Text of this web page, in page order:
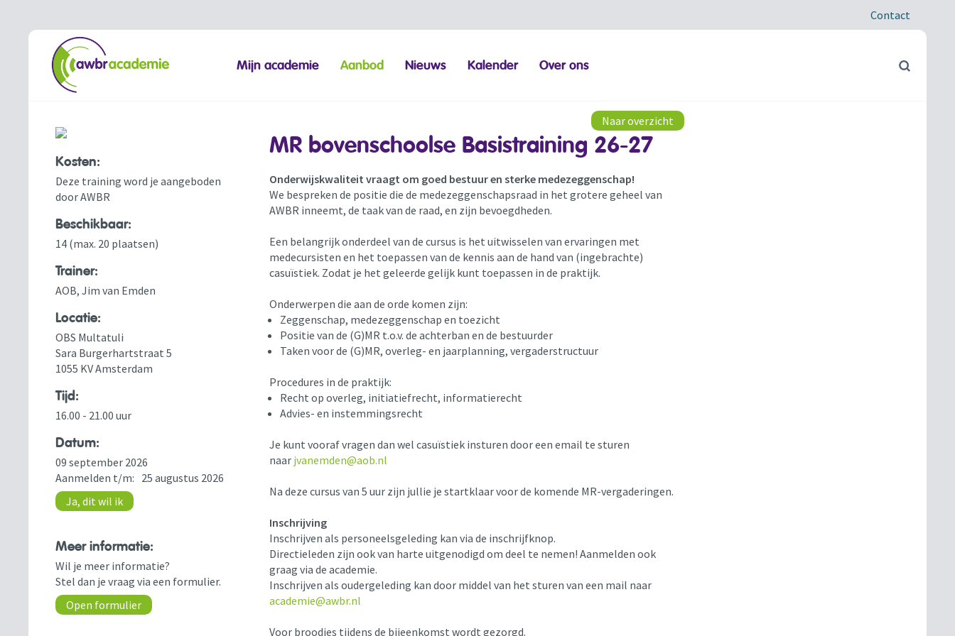
Contact
Mijn academie Aanbod Nieuws Kalender Over ons
Kosten:
Deze training word je aangeboden
door AWBR
Beschikbaar:
14 (max. 20 plaatsen)
Trainer:
AOB, Jim van Emden
Locatie:
OBS Multatuli
Sara Burgerhartstraat 5
1055 KV Amsterdam
Tijd:
16.00 - 21.00 uur
Datum:
09 september 2026
Aanmelden t/m: 25 augustus 2026
Ja, dit wil ik
Meer informatie:
Wil je meer informatie?
Stel dan je vraag via een formulier.
Open formulier
Naar overzicht
MR bovenschoolse Basistraining 26-27
Onderwijskwaliteit vraagt om goed bestuur en sterke medezeggenschap!
We bespreken de positie die de medezeggenschapsraad in het grotere geheel van
AWBR inneemt, de taak van de raad, en zijn bevoegdheden.
Een belangrijk onderdeel van de cursus is het uitwisselen van ervaringen met
medecursisten en het toepassen van de kennis aan de hand van (ingebrachte)
casuïstiek. Zodat je het geleerde gelijk kunt toepassen in de praktijk.
Onderwerpen die aan de orde komen zijn:
Zeggenschap, medezeggenschap en toezicht
Positie van de (G)MR t.o.v. de achterban en de bestuurder
Taken voor de (G)MR, overleg- en jaarplanning, vergaderstructuur
Procedures in de praktijk:
Recht op overleg, initiatiefrecht, informatierecht
Advies- en instemmingsrecht
Je kunt vooraf vragen dan wel casuïstiek insturen door een email te sturen
naar jvanemden@aob.nl
Na deze cursus van 5 uur zijn jullie je startklaar voor de komende MR-vergaderingen.
Inschrijving
Inschrijven als personeelsgeleding kan via de inschrijfknop.
Directieleden zijn ook van harte uitgenodigd om deel te nemen! Aanmelden ook
graag via de academie.
Inschrijven als oudergeleding kan door middel van het sturen van een mail naar
academie@awbr.nl
Voor broodjes tijdens de bijeenkomst wordt gezorgd.